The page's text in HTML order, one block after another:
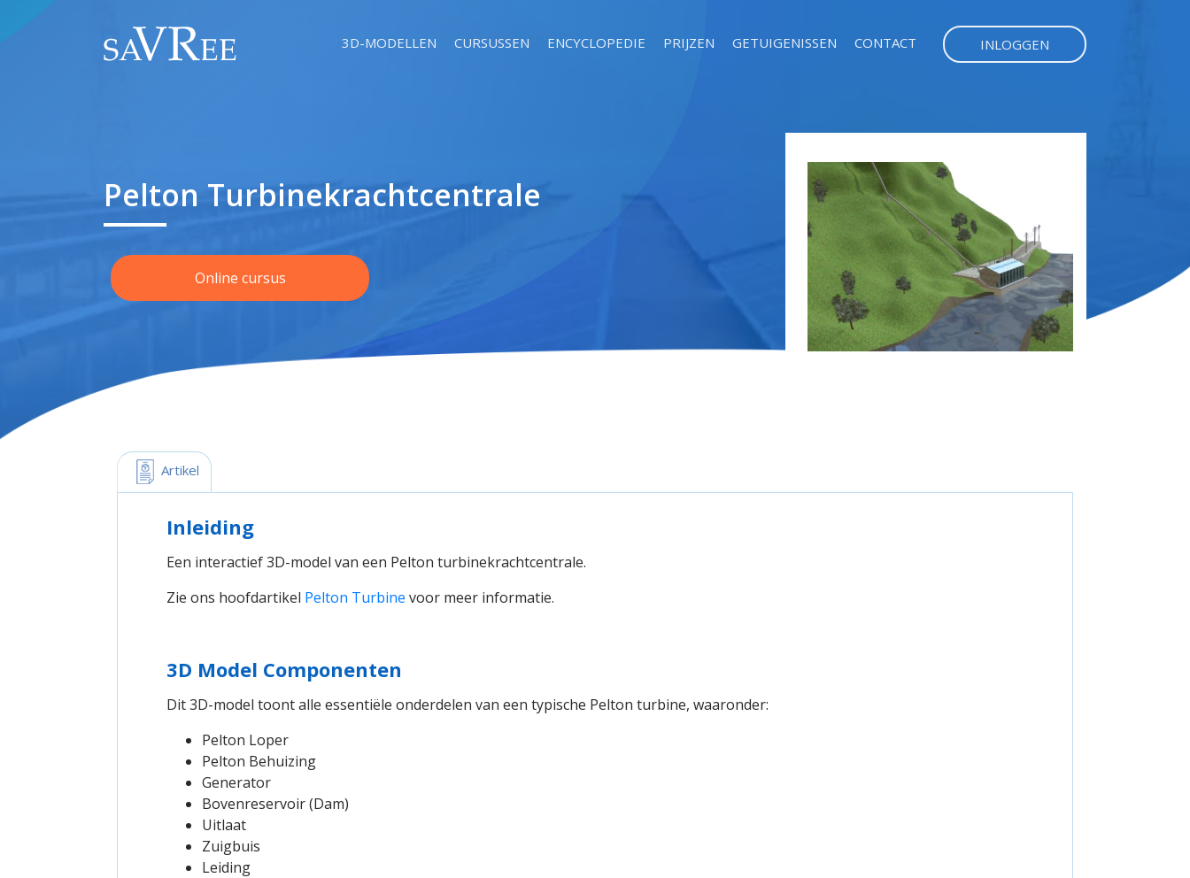
3D-MODELLEN CURSUSSEN ENCYCLOPEDIE PRIJZEN GETUIGENISSEN CONTACT INLOGGEN
Pelton Turbinekrachtcentrale
Online cursus
Artikel
Inleiding
Een interactief 3D-model van een Pelton turbinekrachtcentrale.
Zie ons hoofdartikel Pelton Turbine voor meer informatie.
3D Model Componenten
Dit 3D-model toont alle essentiële onderdelen van een typische Pelton turbine, waaronder:
Pelton Loper
Pelton Behuizing
Generator
Bovenreservoir (Dam)
Uitlaat
Zuigbuis
Leiding